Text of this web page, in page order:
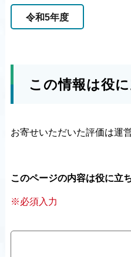
令和5年度
この情報は役
お寄せいただいた評価は運
このページの内容は役に立
※必須入力